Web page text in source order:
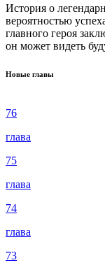
История о
вероятностью
главного героя
он может видеть
Новые главы
76
глава
75
глава
74
глава
73